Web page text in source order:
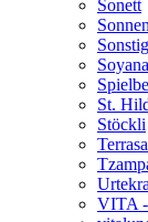
Sonett
Soyana
St.
Stöckli
VITA -